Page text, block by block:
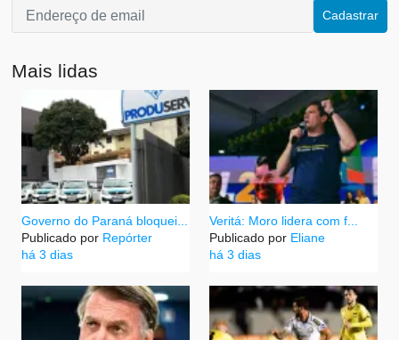
Cadastrar
Mais lidas
Governo do Paraná bloquei...
Publicado porRepórter
há 3 dias
Veritá: Moro lidera com f...
Publicado porEliane
há 3 dias